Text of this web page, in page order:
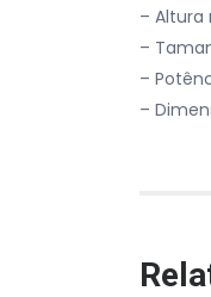
–
–
–
–